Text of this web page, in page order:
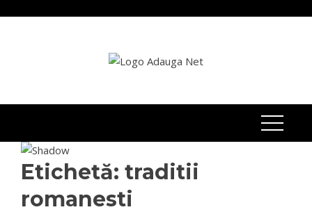
Etichetă: traditii
romanesti